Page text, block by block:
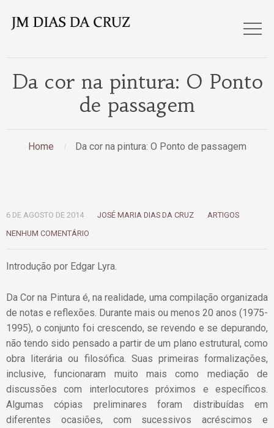
Da cor na pintura: O Ponto
de passagem
Home Da cor na pintura: O Ponto de passagem
6 DE AGOSTO DE 2014 JOSÉ MARIA DIAS DA CRUZ
ARTIGOS
NENHUM COMENTÁRIO
Introdução por Edgar Lyra.
Da Cor na Pintura é, na realidade, uma compilação organizada
de notas e reflexões. Durante mais ou menos 20 anos (1975-
1995), o conjunto foi crescendo, se revendo e se depurando,
não tendo sido pensado a partir de um plano estrutural, como
obra literária ou filosófica. Suas primeiras formalizações,
inclusive, funcionaram muito mais como mediação de
discussões com interlocutores próximos e específicos.
Algumas cópias preliminares foram distribuídas em
diferentes ocasiões, com sucessivos acréscimos e